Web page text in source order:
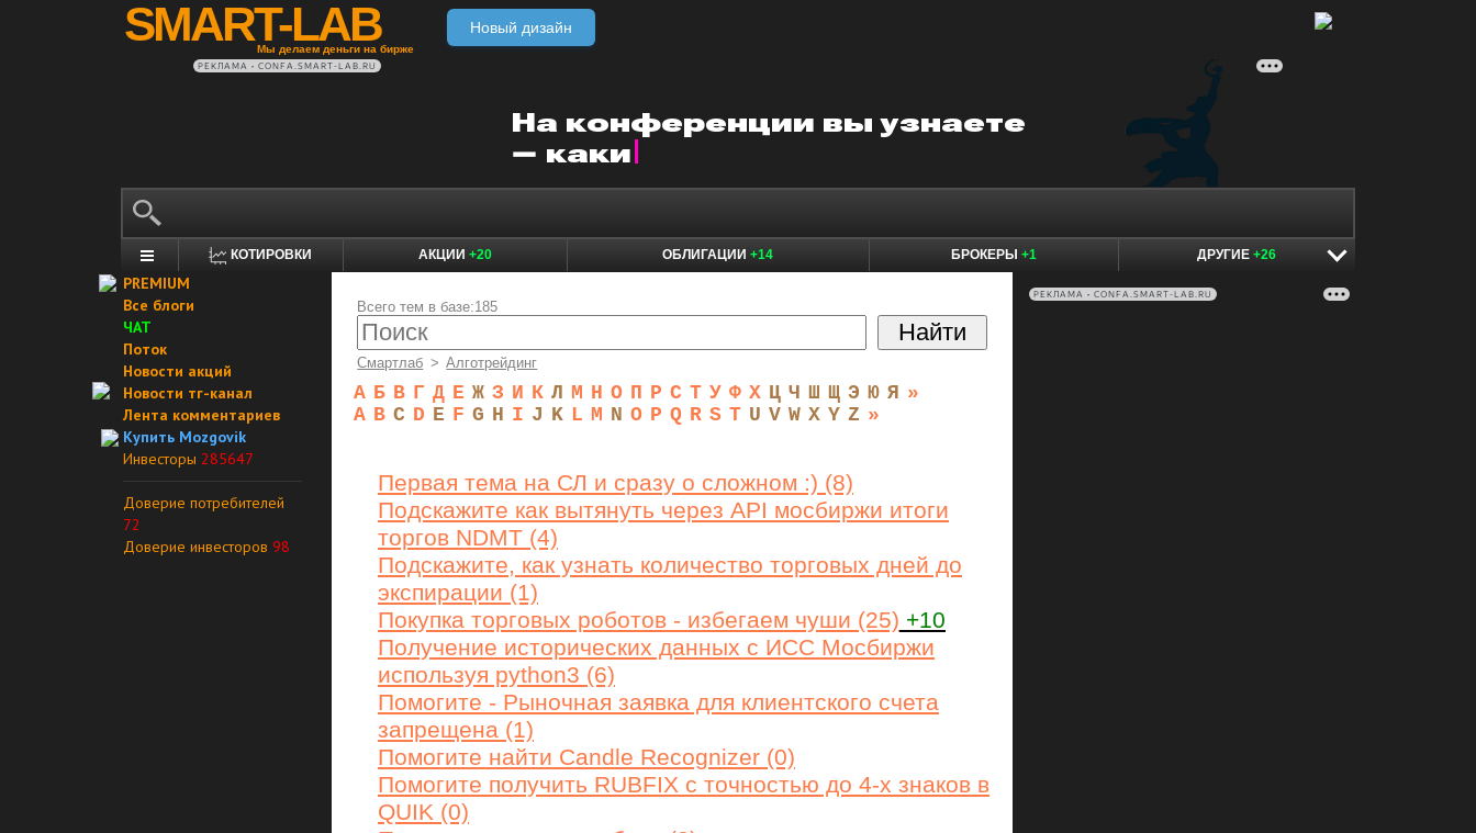
SMART-LAB
Мы делаем деньги на бирже
Новый дизайн
РЕКЛАМА • CONFA.SMART-LAB.RU
КОТИРОВКИ АКЦИИ +20 ОБЛИГАЦИИ +14 БРОКЕРЫ +1 ДРУГИЕ +26
PREMIUM
Все блоги
ЧАТ
Поток
Новости акций
Новости тг-канал
Лента комментариев
Купить Mozgovik
Инвесторы 285647
Доверие потребителей
72
Доверие инвесторов 98
Всего тем в базе:185
Смартлаб > Алготрейдинг
А Б В Г Д Е Ж З И К Л М Н О П Р С Т У Ф Х Ц Ч Ш Щ Э Ю Я »
A B C D E F G H I J K L M N O P Q R S T U V W X Y Z »
Первая тема на СЛ и сразу о сложном :) (8)
Подскажите как вытянуть через API мосбиржи итоги
торгов NDMT (4)
Подскажите, как узнать количество торговых дней до
экспирации (1)
Покупка торговых роботов - избегаем чуши (25) +10
Получение исторических данных с ИСС Мосбиржи
используя python3 (6)
Помогите - Рыночная заявка для клиентского счета
запрещена (1)
Помогите найти Candle Recognizer (0)
Помогите получить RUBFIX с точностью до 4-х знаков в
QUIK (0)
РЕКЛАМА • CONFA.SMART-LAB.RU